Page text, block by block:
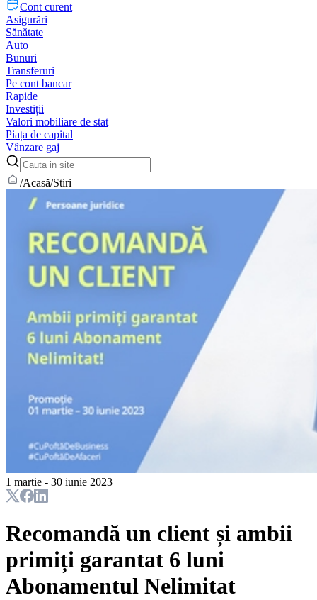
Cont curent
Asigurări
Sănătate
Auto
Bunuri
Transferuri
Pe cont bancar
Rapide
Investiții
Valori mobiliare de stat
Piața de capital
Vânzare gaj
/Acasă/Stiri
1 martie - 30 iunie 2023
Recomandă un client și ambii
primiți garantat 6 luni
Abonamentul Nelimitat